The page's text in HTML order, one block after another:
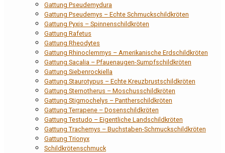
Gattung Pseudemydura
Gattung Pseudemys – Echte Schmuckschildkröten
Gattung Pyxis – Spinnenschildkröten
Gattung Rafetus
Gattung Rheodytes
Gattung Rhinoclemmys – Amerikanische Erdschildkröten
Gattung Sacalia – Pfauenaugen-Sumpfschildkröten
Gattung Siebenrockiella
Gattung Staurotypus – Echte Kreuzbrustschildkröten
Gattung Sternotherus – Moschusschildkröten
Gattung Stigmochelys – Pantherschildkröten
Gattung Terrapene – Dosenschildkröten
Gattung Testudo – Eigentliche Landschildkröten
Gattung Trachemys – Buchstaben-Schmuckschildkröten
Gattung Trionyx
Schildkrötenschmuck